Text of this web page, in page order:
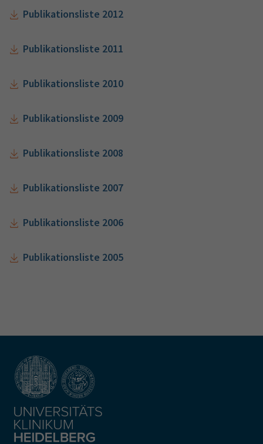
Publikationsliste 2012
Publikationsliste 2011
Publikationsliste 2010
Publikationsliste 2009
Publikationsliste 2008
Publikationsliste 2007
Publikationsliste 2006
Publikationsliste 2005